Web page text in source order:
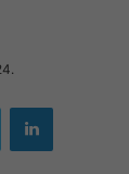
Twitter LinkedIn